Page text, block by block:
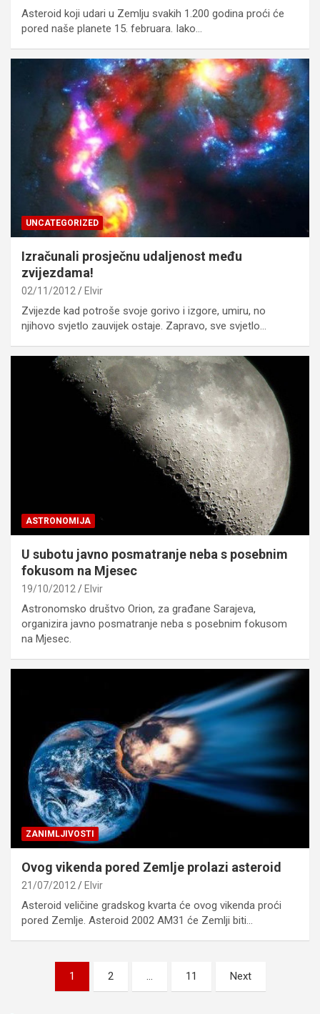
Asteroid koji udari u Zemlju svakih 1.200 godina proći će
pored naše planete 15. februara. Iako…
UNCATEGORIZED
Izračunali prosječnu udaljenost među
zvijezdama!
02/11/2012 Elvir
Zvijezde kad potroše svoje gorivo i izgore, umiru, no
njihovo svjetlo zauvijek ostaje. Zapravo, sve svjetlo…
ASTRONOMIJA
U subotu javno posmatranje neba s posebnim
fokusom na Mjesec
19/10/2012 Elvir
Astronomsko društvo Orion, za građane Sarajeva,
organizira javno posmatranje neba s posebnim fokusom
na Mjesec.
ZANIMLJIVOSTI
Ovog vikenda pored Zemlje prolazi asteroid
21/07/2012 Elvir
Asteroid veličine gradskog kvarta će ovog vikenda proći
pored Zemlje. Asteroid 2002 AM31 će Zemlji biti…
pagination
1 2 … 11 Next